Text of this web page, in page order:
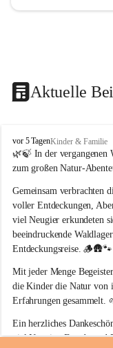
Aktuelle
F
e
l
k
i
r
c
h
e
n
b
e
i
r
a
vor 5 TagenKinder & Familie
🌿🍃 In der vergangenen
zum großen Natur-
Gemeinsam verbrachten
voller Entdeckungen,
viel Neugier erkundeten
beeindruckende
Entdeckungsreise. 🪵🛖🐾
Mit jeder Menge
die Kinder die Natur von
Erfahrungen gesammelt.
Ein herzliches
viel Neugier, Freude und